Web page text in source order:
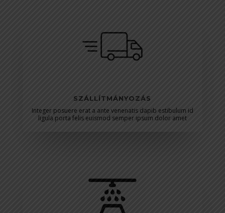
SZÁLLÍTMÁNYOZÁS
Integer posuere erat a ante venenatis dapib estibulum id
ligula porta felis euismod semper ipsum dolor amet